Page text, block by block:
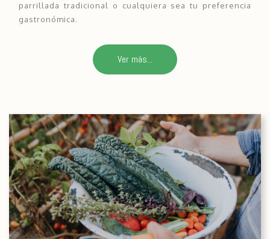
parrillada tradicional o cualquiera sea tu preferencia
gastronómica.
Ver más...